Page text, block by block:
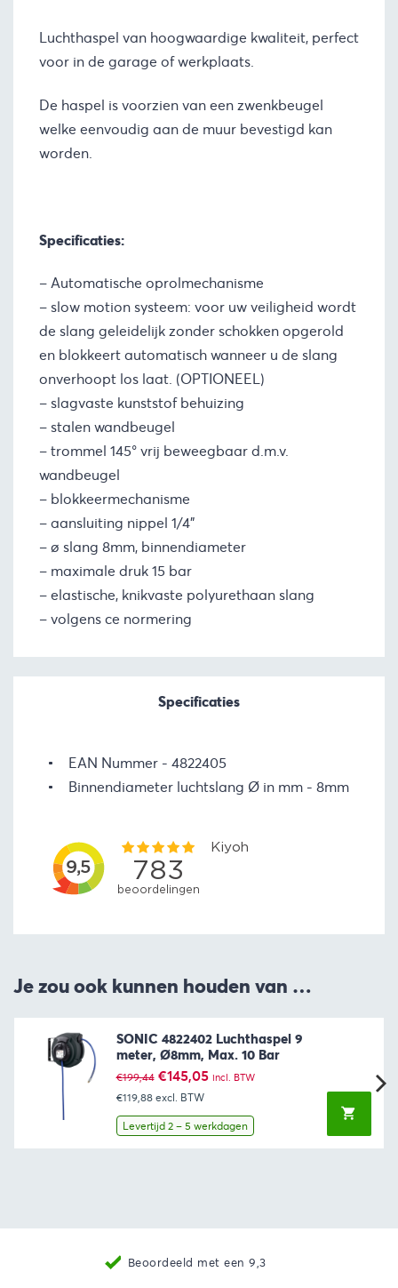
Luchthaspel van hoogwaardige kwaliteit, perfect
voor in de garage of werkplaats.
De haspel is voorzien van een zwenkbeugel
welke eenvoudig aan de muur bevestigd kan
worden.
Specificaties:
– Automatische oprolmechanisme
– slow motion systeem: voor uw veiligheid wordt
de slang geleidelijk zonder schokken opgerold
en blokkeert automatisch wanneer u de slang
onverhoopt los laat. (OPTIONEEL)
– slagvaste kunststof behuizing
– stalen wandbeugel
– trommel 145° vrij beweegbaar d.m.v.
wandbeugel
– blokkeermechanisme
– aansluiting nippel 1/4”
– ø slang 8mm, binnendiameter
– maximale druk 15 bar
– elastische, knikvaste polyurethaan slang
– volgens ce normering
Specificaties
EAN Nummer
4822405
Binnendiameter luchtslang Ø in mm
8mm
Je zou ook kunnen houden van …
SONIC 4822402 Luchthaspel 9
meter, Ø8mm, Max. 10 Bar
€199,44 Oorspronkelijke
prijs
was:
€199,44.
€145,05Huidige
€145,05.
incl. BTW
€119,88 excl. BTW
Levertijd 2 – 5 werkdagen
Beoordeeld met een 9,3